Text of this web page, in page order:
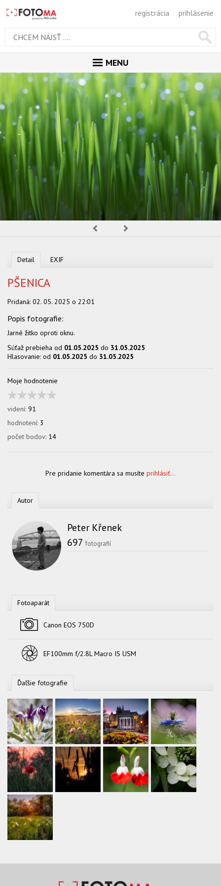
registrácia prihlásenie
MENU
ÚVOD
MAGAZÍN
GALÉRIA
PORADŇA
SÚŤAŽE
KALENDÁR AKCIÍ
OBCHOD
Detail EXIF
PŠENICA
Pridaná: 02. 05. 2025 o 22:01
Jarné žitko oproti oknu.
Súťaž prebieha od 01.05.2025 do 31.05.2025
Hlasovanie: od 01.05.2025 do 31.05.2025
Moje hodnotenie
videní: 91
hodnotení: 3
počet bodov: 14
Pre pridanie komentára sa musíte prihlásiť...
Autor
Peter Křenek
697 fotografií
Fotoaparát
Canon EOS 750D
EF100mm f/2.8L Macro IS USM
Ďaľšie fotografie